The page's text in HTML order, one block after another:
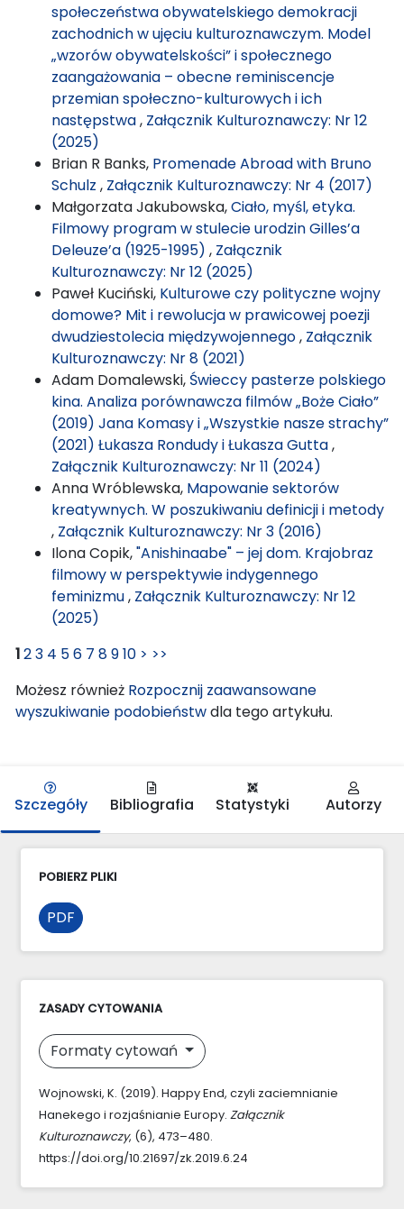
społeczeństwa obywatelskiego demokracji
zachodnich w ujęciu kulturoznawczym. Model
„wzorów obywatelskości” i społecznego
zaangażowania – obecne reminiscencje
przemian społeczno-kulturowych i ich
następstwa, Załącznik Kulturoznawczy: Nr 12
(2025)
Brian R Banks, Promenade Abroad with Bruno
Schulz , Załącznik Kulturoznawczy: Nr 4 (2017)
Małgorzata Jakubowska,Ciało, myśl, etyka.
Filmowy program w stulecie urodzin Gilles’a
Deleuze’a (1925-1995) , Załącznik
Kulturoznawczy: Nr 12 (2025)
Paweł Kuciński, Kulturowe czy polityczne wojny
domowe? Mit i rewolucja w prawicowej poezji
dwudziestolecia międzywojennego, Załącznik
Kulturoznawczy: Nr 8 (2021)
Adam Domalewski, Świeccy pasterze polskiego
kina. Analiza porównawcza filmów „Boże Ciało”
(2019) Jana Komasy i „Wszystkie nasze strachy”
(2021) Łukasza Rondudy i Łukasza Gutta,
Załącznik Kulturoznawczy: Nr 11 (2024)
Anna Wróblewska, Mapowanie sektorów
kreatywnych. W poszukiwaniu definicji i metody
, Załącznik Kulturoznawczy: Nr 3 (2016)
Ilona Copik,"Anishinaabe" – jej dom. Krajobraz
filmowy w perspektywie indygennego
feminizmu, Załącznik Kulturoznawczy: Nr 12
(2025)
123 4 56 7 8910 > >>
Możesz również Rozpocznij zaawansowane
wyszukiwanie podobieństwdla tego artykułu.
Szczegóły Bibliografia Statystyki Autorzy
POBIERZ PLIKI
PDF
ZASADY CYTOWANIA
Formaty cytowań
Wojnowski, K. (2019). Happy End, czyli zaciemnianie
Hanekego i rozjaśnianie Europy. Załącznik
Kulturoznawczy, (6), 473–480.
https://doi.org/10.21697/zk.2019.6.24